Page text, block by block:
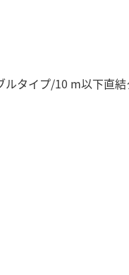
ルタイプ/10 m以下直